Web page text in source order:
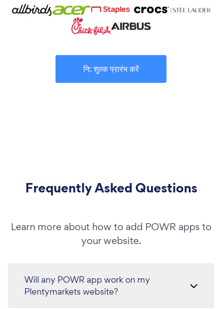
नि: शुल्क प्रारंभ करें
Frequently Asked Questions
Learn more about how to add POWR apps to
your website.
Will any POWR app work on my
Plentymarkets website?